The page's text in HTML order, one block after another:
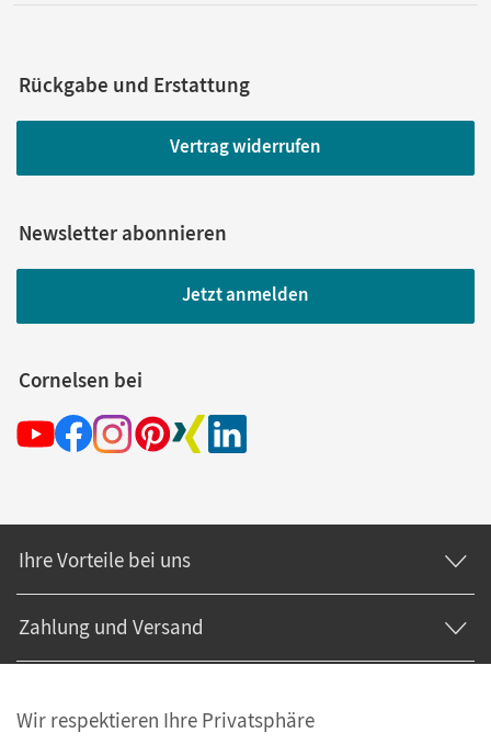
Rückgabe und Erstattung
Vertrag widerrufen
Newsletter abonnieren
Jetzt anmelden
Cornelsen bei
Ihre Vorteile bei uns
Zahlung und Versand
Wir respektieren Ihre Privatsphäre